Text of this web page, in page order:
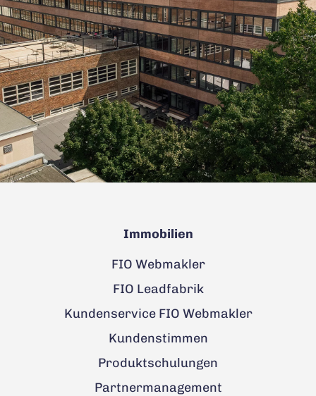
Immobilien
FIO Webmakler
FIO Leadfabrik
Kundenservice FIO Webmakler
Kundenstimmen
Produktschulungen
Partnermanagement